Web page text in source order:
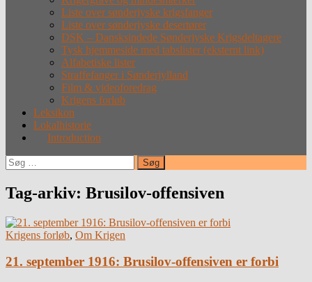
Liste over sønderjyske krigsfanger
Liste over sønderjyske desertører
DSK – Dansksindede Sønderjyske Krigsdeltagere
Tysk hjemmeside med tabslister (eksternt link)
Alfabetiske lister
Straffefanger i Sønderjylland
Film & videoforedrag
Krigens forløb
Leksikon
Lokalhistorie
Introduction
Søg
efter:
Tag-arkiv: Brusilov-offensiven
Krigens forløb, Om Krigen
21. september 1916: Brusilov-offensiven er forbi